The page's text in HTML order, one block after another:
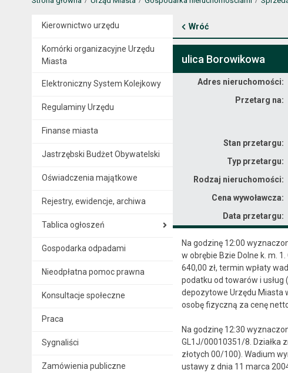
Kierownictwo urzędu
Komórki organizacyjne Urzędu
Miasta
Elektroniczny System Kolejkowy
Regulaminy Urzędu
Finanse miasta
Jastrzębski Budżet Obywatelski
Oświadczenia majątkowe
Rejestry, ewidencje, archiwa
Tablica ogłoszeń
Gospodarka odpadami
Nieodpłatna pomoc prawna
Konsultacje społeczne
Praca
Sygnaliści
Zamówienia publiczne
Wróć
ulica Borowikowa
Adres nieruchomości:
Przetarg na:
Stan przetargu:
Typ przetargu:
Rodzaj nieruchomości:
Cena wywoławcza:
Data przetargu:
Na godzinę 12:00
w obrębie Bzie Dolne k. m.
640,00 zł, termin wpłaty
podatku od towarów i usług
depozytowe Urzędu Miasta
osobę fizyczną za cenę
Na godzinę 12:30
GL1J/00010351/8. Działka
złotych 00/100). Wadium
ustawy z dnia 11 marca